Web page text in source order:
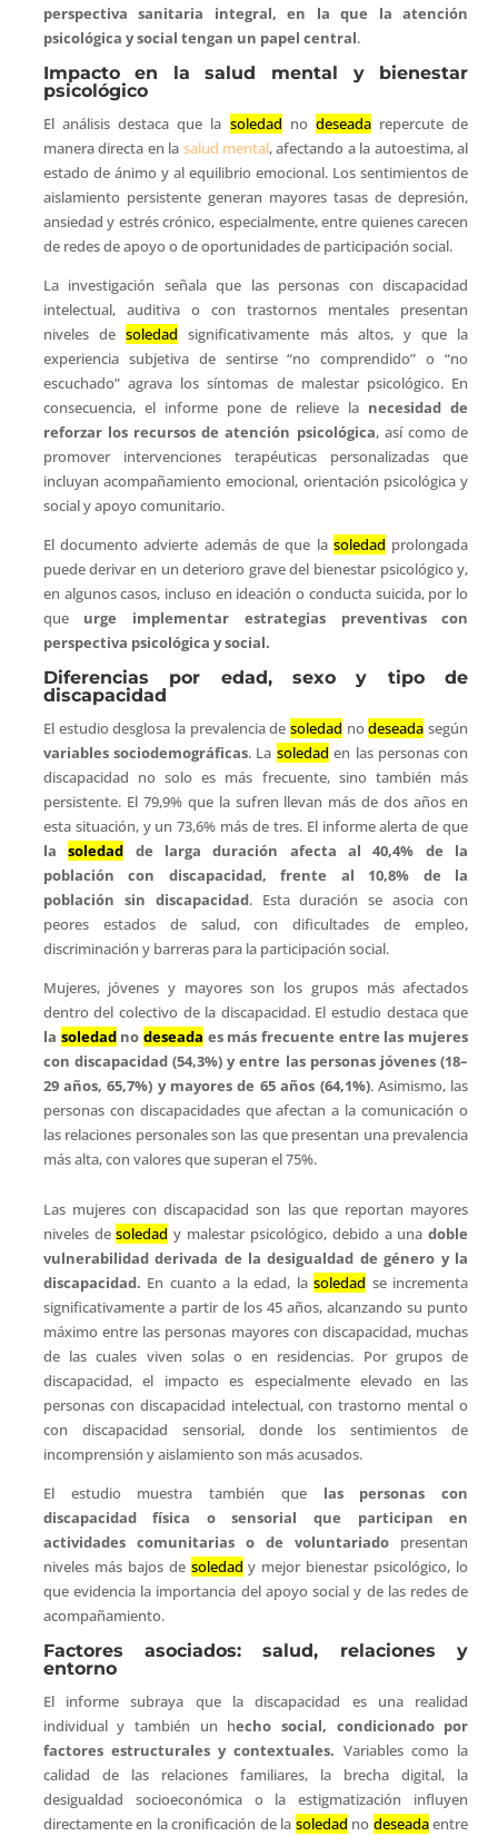
perspectiva sanitaria integral, en la que la atención
psicológica y social tengan un papel central.
Impacto en la salud mental y bienestar
psicológico
El análisis destaca que la soledad no deseadarepercute de
manera directa en la salud mental, afectando a la autoestima, al
estado de ánimo y al equilibrio emocional. Los sentimientos de
aislamiento persistente generan mayores tasas de depresión,
ansiedad y estrés crónico, especialmente, entre quienes carecen
de redes de apoyo o de oportunidades de participación social.
La investigación señala que las personas con discapacidad
intelectual, auditiva o con trastornos mentales presentan
niveles desoledad significativamente más altos, y que la
experiencia subjetiva de sentirse “no comprendido” o “no
escuchado” agrava los síntomas de malestar psicológico. En
consecuencia, el informe pone de relieve la necesidad de
reforzar los recursos de atención psicológica, así como de
promover intervenciones terapéuticas personalizadas que
incluyan acompañamiento emocional, orientación psicológica y
social y apoyo comunitario.
El documento advierte además de que la soledad prolongada
puede derivar en un deterioro grave del bienestar psicológico y,
en algunos casos, incluso en ideación o conducta suicida, por lo
que urge implementar estrategias preventivas con
perspectiva psicológica y social.
Diferencias por edad, sexo y tipo de
discapacidad
El estudio desglosa la prevalencia desoledad nodeseada según
variables sociodemográficas. La soledad en las personas con
discapacidad no solo es más frecuente, sino también más
persistente. El 79,9% que la sufren llevan más de dos años en
esta situación, y un 73,6% más de tres. El informe alerta de que
lasoledad de larga duración afecta al 40,4% de la
población con discapacidad, frente al 10,8% de la
población sin discapacidad. Esta duración se asocia con
peores estados de salud, con dificultades de empleo,
discriminación y barreras para la participación social.
Mujeres, jóvenes y mayores son los grupos más afectados
dentro del colectivo de la discapacidad. El estudio destaca que
la soledadno deseada es más frecuente entre las mujeres
con discapacidad (54,3%) y entre las personas jóvenes (18–
29 años, 65,7%) y mayores de 65 años (64,1%). Asimismo, las
personas con discapacidades que afectan a la comunicación o
las relaciones personales son las que presentan una prevalencia
más alta, con valores que superan el 75%.
Las mujeres con discapacidad son las que reportan mayores
niveles desoledad y malestar psicológico, debido a unadoble
vulnerabilidad derivada de la desigualdad de género y la
discapacidad. En cuanto a la edad, lasoledad se incrementa
significativamente a partir de los 45 años, alcanzando su punto
máximo entre las personas mayores con discapacidad, muchas
de las cuales viven solas o en residencias. Por grupos de
discapacidad, el impacto es especialmente elevado en las
personas con discapacidad intelectual, con trastorno mental o
con discapacidad sensorial, donde los sentimientos de
incomprensión y aislamiento son más acusados.
El estudio muestra también que las personas con
discapacidad física o sensorial que participan en
actividades comunitarias o de voluntariado presentan
niveles más bajos de soledad y mejor bienestar psicológico, lo
que evidencia la importancia del apoyo social y de las redes de
acompañamiento.
Factores asociados: salud, relaciones y
entorno
El informe subraya que la discapacidad es una realidad
individual y también un hecho social, condicionado por
factores estructurales y contextuales. Variables como la
calidad de las relaciones familiares, la brecha digital, la
desigualdad socioeconómica o la estigmatización influyen
directamente en la cronificación de la soledad no deseadaentre